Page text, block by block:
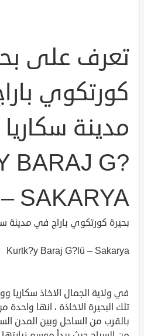
تعرف على
كورتكوي
مدينة
BARAJ G?
SAKARYA
بحيرة كورتكوي باراج في مدينة
Kurtk?y Baraj G?lü – Sakarya
في ولاية الجمال الاخاذ سكاريا
تلك البحيرة الاخاذة ، انها واحدة
بالقرب من الساحل وبين المدن